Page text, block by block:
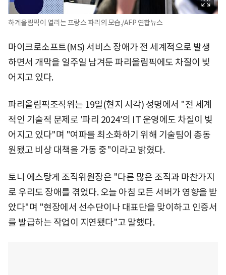
하계올림픽이 열리는 프랑스 파리의 모습./AFP 연합뉴스
마이크로소프트(MS) 서비스 장애가 전 세계적으로 발생
하면서 개막을 일주일 남겨둔 파리올림픽에도 차질이 빚
어지고 있다.
파리올림픽조직위는 19일(현지 시각) 성명에서 "전 세계
적인 기술적 문제로 '파리 2024′의 IT 운영에도 차질이 빚
어지고 있다"며 "여파를 최소화하기 위해 기술팀이 총동
원됐고 비상 대책을 가동 중"이라고 밝혔다.
토니 에스탕게 조직위원장은 "다른 많은 조직과 마찬가지
로 우리도 장애를 겪었다. 오늘 아침 모든 서버가 영향을 받
았다"며 "현장에서 선수단이나 대표단을 맞이하고 인증서
를 발급하는 작업이 지연됐다"고 말했다.